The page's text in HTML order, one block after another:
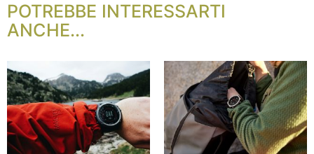
POTREBBE INTERESSARTI
ANCHE...